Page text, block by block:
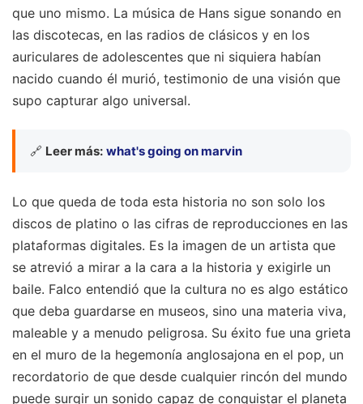
que uno mismo. La música de Hans sigue sonando en
las discotecas, en las radios de clásicos y en los
auriculares de adolescentes que ni siquiera habían
nacido cuando él murió, testimonio de una visión que
supo capturar algo universal.
🔗 Leer más: what's going on marvin
Lo que queda de toda esta historia no son solo los
discos de platino o las cifras de reproducciones en las
plataformas digitales. Es la imagen de un artista que
se atrevió a mirar a la cara a la historia y exigirle un
baile. Falco entendió que la cultura no es algo estático
que deba guardarse en museos, sino una materia viva,
maleable y a menudo peligrosa. Su éxito fue una grieta
en el muro de la hegemonía anglosajona en el pop, un
recordatorio de que desde cualquier rincón del mundo
puede surgir un sonido capaz de conquistar el planeta